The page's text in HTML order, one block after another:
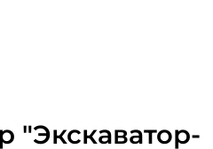
"Экскаватор-